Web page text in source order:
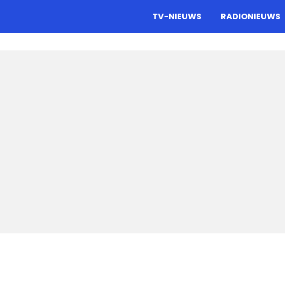
TV-NIEUWS RADIONIEUWS